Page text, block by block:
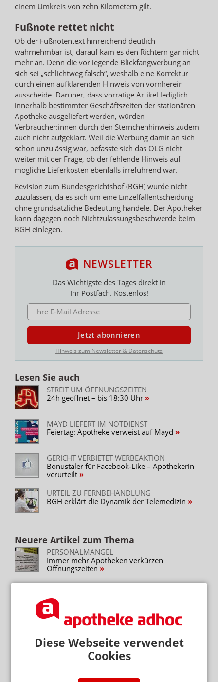
Diese Webseite verwendet
Cookies
einem Umkreis von zehn Kilometern gilt.
Fußnote rettet nicht
Ob der Fußnotentext hinreichend deutlich
wahrnehmbar ist, darauf kam es den Richtern gar nicht
mehr an. Denn die vorliegende Blickfangwerbung an
sich sei „schlichtweg falsch“, weshalb eine Korrektur
durch einen aufklärenden Hinweis von vornherein
ausscheide. Darüber, dass vorrätige Artikel lediglich
innerhalb bestimmter Geschäftszeiten der stationären
Apotheke ausgeliefert werden, würden
Verbraucher:innen durch den Sternchenhinweis zudem
auch nicht aufgeklärt. Weil die Werbung damit an sich
schon unzulässig war, befasste sich das OLG nicht
weiter mit der Frage, ob der fehlende Hinweis auf
mögliche Lieferkosten ebenfalls irreführend war.
Revision zum Bundesgerichtshof (BGH) wurde nicht
zuzulassen, da es sich um eine Einzelfallentscheidung
ohne grundsätzliche Bedeutung handele. Der Apotheker
kann dagegen noch Nichtzulassungsbeschwerde beim
BGH einlegen.
NEWSLETTER
Das Wichtigste des Tages direkt in
Ihr Postfach. Kostenlos!
E-MAIL ADRESSE
Jetzt abonnieren
Hinweis zum Newsletter & Datenschutz
Lesen Sie auch
STREIT UM ÖFFNUNGSZEITEN
24h geöffnet – bis 18:30 Uhr
MAYD LIEFERT IM NOTDIENST
Feiertag: Apotheke verweist auf Mayd
GERICHT VERBIETET WERBEAKTION
Bonustaler für Facebook-Like – Apothekerin
verurteilt
URTEIL ZU FERNBEHANDLUNG
BGH erklärt die Dynamik der Telemedizin
Neuere Artikel zum Thema
PERSONALMANGEL
Immer mehr Apotheken verkürzen
Öffnungszeiten
Kategorien
Mehr zum Thema
„DIESE REGIERUNG MUSS WEG“